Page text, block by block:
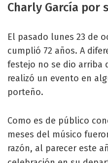
Charly García por
El pasado lunes 23 de
cumplió 72 años. A
festejo no se dio arriba
realizó un evento en
porteño.
Como es de público
meses del músico
razón, al parecer este